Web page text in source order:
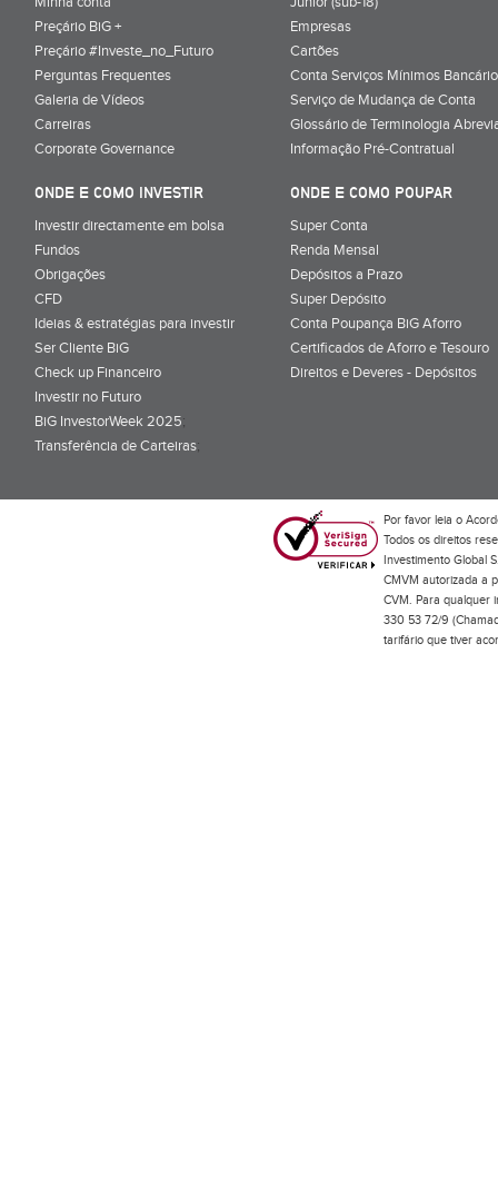
Preçário BiG +
Preçário #Investe_no_Futuro
Perguntas Frequentes
Galeria de Vídeos
Carreiras
Corporate Governance
Empresas
Cartões
Conta Serviços Mínimos
Serviço de Mudança de Conta
Glossário de Terminologia
Informação Pré-Contratual
ONDE E COMO INVESTIR
Investir directamente em bolsa
Fundos
Obrigações
CFD
Ideias & estratégias para investir
Ser Cliente BiG
Check up Financeiro
Investir no Futuro
BiG InvestorWeek 2025;
Transferência de Carteiras;
ONDE E COMO POUPAR
Super Conta
Renda Mensal
Depósitos a Prazo
Super Depósito
Conta Poupança BiG Aforro
Certificados de Aforro e Tesouro
Direitos e Deveres - Depósitos
Por favor leia o
Todos os direitos
Investimento Global
CMVM autorizada a
CVM. Para qualquer
330 53 72/9
tarifário que tiver